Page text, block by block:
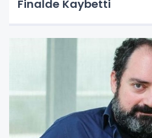
Finalde Kaybetti